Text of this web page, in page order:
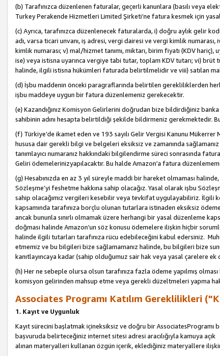
(b) Tarafınızca düzenlenen faturalar, geçerli kanunlara (basılı veya
Turkey Perakende Hizmetleri Limited Şirketi’ne fatura kesmek için
(c) Ayrıca, tarafınızca düzenlenecek faturalarda, i) doğru aylık gelir
adı, varsa ticari unvanı, iş adresi, vergi dairesi ve vergi kimlik
kimlik numarası; v) mal/hizmet tanımı, miktarı, birim fiyatı (KDV
ise) veya istisna uyarınca vergiye tabi tutar, toplam KDV tutarı; vi) brüt
halinde, ilgili istisna hükümleri faturada belirtilmelidir ve viii) satılan
(d) İşbu maddenin önceki paragraflarında belirtilen gerekliliklerden
işbu maddeye uygun bir fatura düzenlemeniz gerekecektir.
(e) Kazandığınız Komisyon Gelirlerini doğrudan bize bildirdiğiniz banka
sahibinin adını hesapta belirtildiği şekilde bildirmeniz gerekmektedir.
(f) Türkiye’de ikamet eden ve 193 sayılı Gelir Vergisi Kanunu
hususa dair gerekli bilgi ve belgeleri eksiksiz ve zamanında
tanımlayıcı numaranız hakkındaki bilgilendirme süreci sonrasında
Geliri ödemelerinizyapılacaktır. Bu halde Amazon’a fatura
(g) Hesabınızda en az 3 yıl süreyle maddi bir hareket olmaması
Sözleşme’yi feshetme hakkına sahip olacağız. Yasal olarak işbu
sahip olacağımız vergileri kesebilir veya tevkifat uygulayabiliriz. İlgili
kapsamında tarafınıza borçlu olunan tutarlara istinaden eksiksiz
ancak bununla sınırlı olmamak üzere herhangi bir yasal düzenleme
doğması halinde Amazon’un söz konusu ödemelere ilişkin hiçbir
halinde ilgili tutarları tarafınıza rücu edebileceğini kabul edersiniz.
etmemiz ve bu bilgileri bize sağlamamanız halinde, bu bilgileri bize
kanıtlayıncaya kadar (sahip olduğumuz sair hak veya yasal çarelere
(h) Her ne sebeple olursa olsun tarafınıza fazla ödeme yapılmış
komisyon gelirinden mahsup etme veya gerekli düzeltmeleri yapma
Associates Programı Katılım Gereklilikleri
1. Kayıt ve Uygunluk
Kayıt sürecini başlatmak içineksiksiz ve doğru bir AssociatesProgramı
başvuruda belirteceğiniz internet sitesi adresi aracılığıyla kamuya
alınan materyalleri kullanan özgün içerik, eklediğiniz materyallere